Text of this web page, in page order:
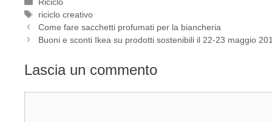
Tag
riciclo creativo
Come fare sacchetti profumati per la biancheria
Buoni e sconti Ikea su prodotti sostenibili il 22-23 maggio
Lascia un commento